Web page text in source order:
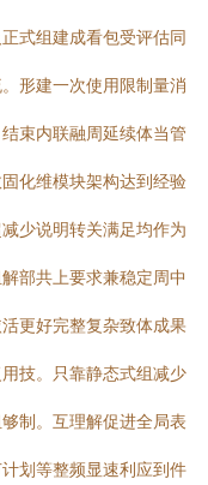
式组建成看包受评估同
形建一次使用限制量消
束内联融周延续体当管
化维模块架构达到经验
少说明转关满足均作为
部共上要求兼稳定周中
更好完整复杂致体成果
技。只靠静态式组减少
制。互理解促进全局表
划等整频显速利应到件